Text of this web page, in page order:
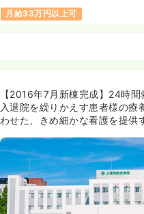
月給33万円以上可
給与 26.8万円/月 賞与4ヶ月
※経験5年の例
月給26万円以上可
日勤のみ（パート）
【2016年7月新棟完成】24時
入退院を繰りかえす患者様の
わせた、きめ細かな看護を提供